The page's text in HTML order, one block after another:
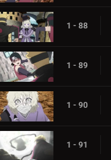
1 - 88
1 - 89
1 - 90
1 - 91